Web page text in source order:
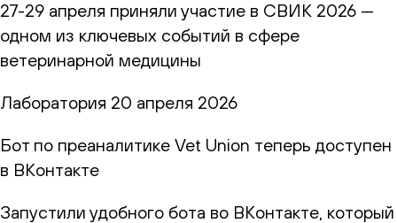
27-29 апреля приняли участие в СВИК 2026 —
одном из ключевых событий в сфере
ветеринарной медицины
Лаборатория 20 апреля 2026
Бот по преаналитике Vet Union теперь доступен
в ВКонтакте
Запустили удобного бота во ВКонтакте, который